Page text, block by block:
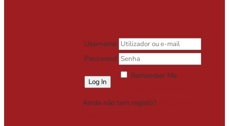
Username
Password
Remember Me
Ainda não tem registo?